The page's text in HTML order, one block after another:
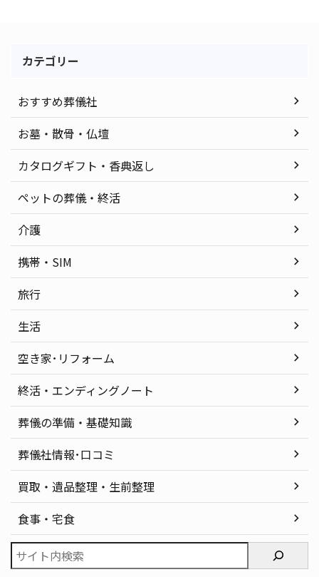
カテゴリー
おすすめ葬儀社
お墓・散骨・仏壇
カタログギフト・香典返し
ペットの葬儀・終活
介護
携帯・SIM
旅行
生活
空き家･リフォーム
終活・エンディングノート
葬儀の準備・基礎知識
葬儀社情報･口コミ
買取・遺品整理・生前整理
食事・宅食